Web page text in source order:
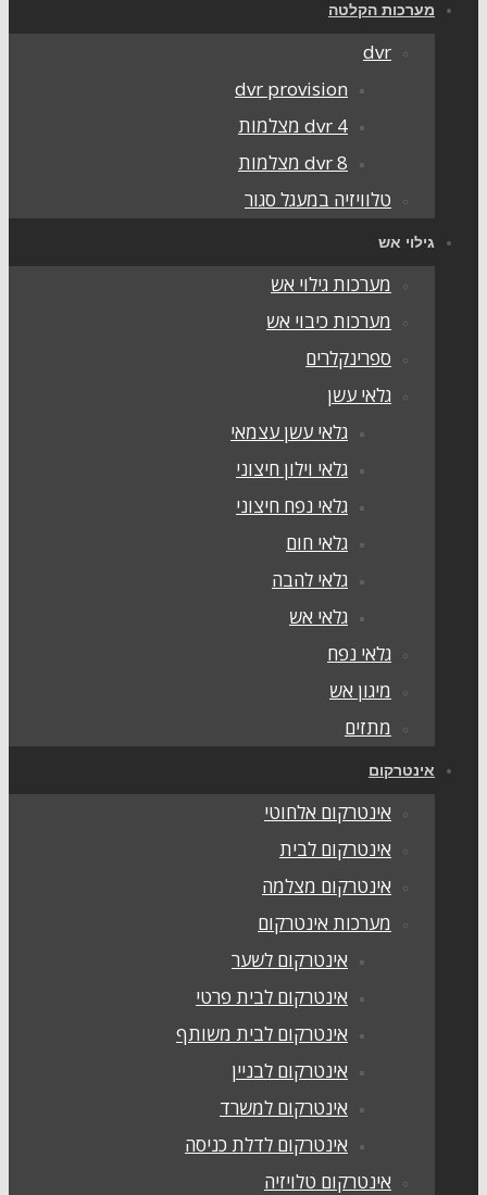
מערכות הקלטה
dvr
dvr provision
dvr 4 מצלמות
dvr 8 מצלמות
טלוויזיה במעגל סגור
גילוי אש
מערכות גילוי אש
מערכות כיבוי אש
ספרינקלרים
גלאי עשן
גלאי עשן עצמאי
גלאי וילון חיצוני
גלאי נפח חיצוני
גלאי חום
גלאי להבה
גלאי אש
גלאי נפח
מיגון אש
מתזים
אינטרקום
אינטרקום אלחוטי
אינטרקום לבית
אינטרקום מצלמה
מערכות אינטרקום
אינטרקום לשער
אינטרקום לבית פרטי
אינטרקום לבית משותף
אינטרקום לבניין
אינטרקום למשרד
אינטרקום לדלת כניסה
אינטרקום טלויזיה